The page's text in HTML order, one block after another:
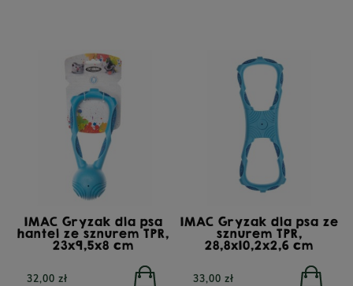
IMAC Gryzak dla psa
hantel ze sznurem TPR,
23x9,5x8 cm
32,00 zł
IMAC Gryzak dla psa ze
sznurem TPR,
28,8x10,2x2,6 cm
33,00 zł